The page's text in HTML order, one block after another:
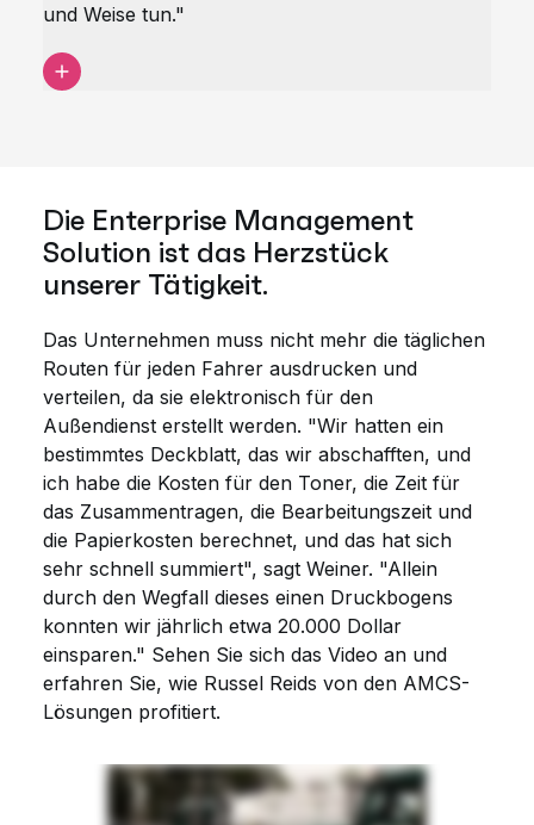
und Weise tun."
Die Enterprise Management
Solution ist das Herzstück
unserer Tätigkeit.
Das Unternehmen muss nicht mehr die täglichen
Routen für jeden Fahrer ausdrucken und
verteilen, da sie elektronisch für den
Außendienst erstellt werden. "Wir hatten ein
bestimmtes Deckblatt, das wir abschafften, und
ich habe die Kosten für den Toner, die Zeit für
das Zusammentragen, die Bearbeitungszeit und
die Papierkosten berechnet, und das hat sich
sehr schnell summiert", sagt Weiner. "Allein
durch den Wegfall dieses einen Druckbogens
konnten wir jährlich etwa 20.000 Dollar
einsparen." Sehen Sie sich das Video an und
erfahren Sie, wie Russel Reids von den AMCS-
Lösungen profitiert.